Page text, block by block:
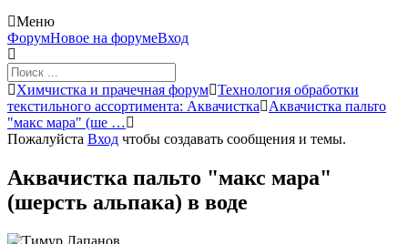
Меню
Навигация
Форума
ФорумНовое на форумеВход
Форум
breadcrumbs
-
Вы
Химчистка и прачечная форум Технология обработки
текстильного ассортимента: Аквачистка
Аквачистка пальто
"макс мара" (ше …
Пожалуйста Вход чтобы создавать сообщения и темы.
Аквачистка пальто "макс мара"
(шерсть альпака) в воде